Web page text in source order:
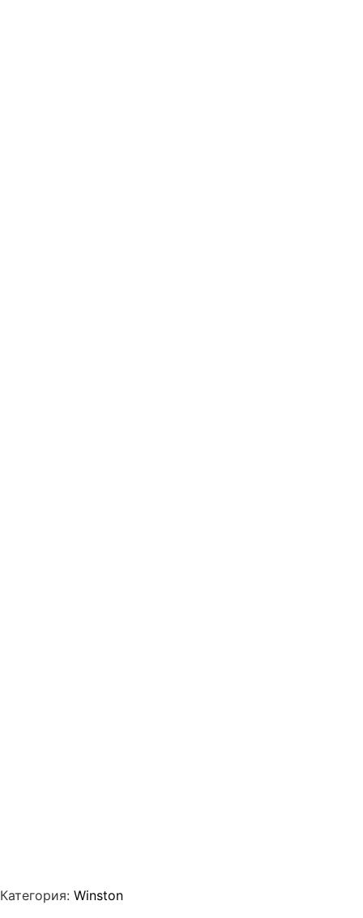
Категория: Winston